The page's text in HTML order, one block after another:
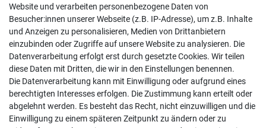
Impressum
AGB
Widerrufsrecht
Datenschutz
Vertrag widerrufen
Mein Konto
Anmelden
Website und verarbeiten personenbezogene Daten von
Besucher:innen unserer Webseite (z.B. IP-Adresse), um z.B. Inhalte
und Anzeigen zu personalisieren, Medien von Drittanbietern
einzubinden oder Zugriffe auf unsere Website zu analysieren. Die
Datenverarbeitung erfolgt erst durch gesetzte Cookies. Wir teilen
diese Daten mit Dritten, die wir in den Einstellungen benennen.
Die Datenverarbeitung kann mit Einwilligung oder aufgrund eines
berechtigten Interesses erfolgen. Die Zustimmung kann erteilt oder
abgelehnt werden. Es besteht das Recht, nicht einzuwilligen und die
Einwilligung zu einem späteren Zeitpunkt zu ändern oder zu